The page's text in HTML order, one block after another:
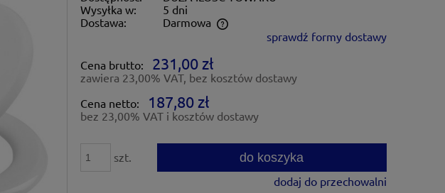
Wysyłka w:
5 dni
Dostawa:
Darmowa
sprawdź formy dostawy
Cena brutto:
231,00 zł
zawiera 23,00% VAT, bez kosztów dostawy
Cena netto:
187,80 zł
bez 23,00% VAT i kosztów dostawy
szt. do koszyka
dodaj do przechowalni